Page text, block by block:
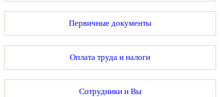
Первичные документы
Оплата труда и налоги
Сотрудники и Вы